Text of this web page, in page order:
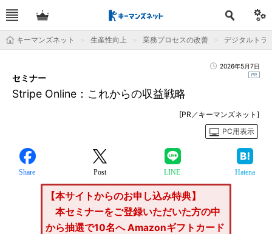
キーマンズネット 生産性向上 業務プロセスの改善 デジタルトラ
2026年5月7日
Stripe Online：これからの収益戦略
セミナー
[PR／キーマンズネット]
PC用表示
Share Post LINE Hatena
【本サイトからのお申し込み特典】
本セミナーをご登録いただいた方の中
から抽選で10名へ Amazonギフトカード